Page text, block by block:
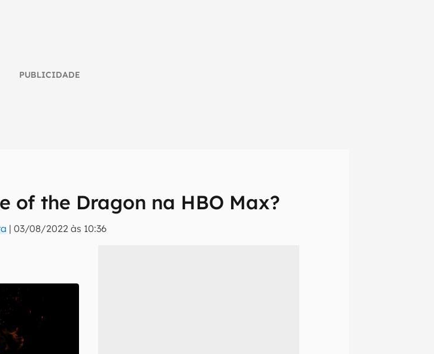
PUBLICIDADE
of the Dragon na HBO Max?
|03/08/2022 às 10:36
notícias e reviews sobre tecnologia em primeira